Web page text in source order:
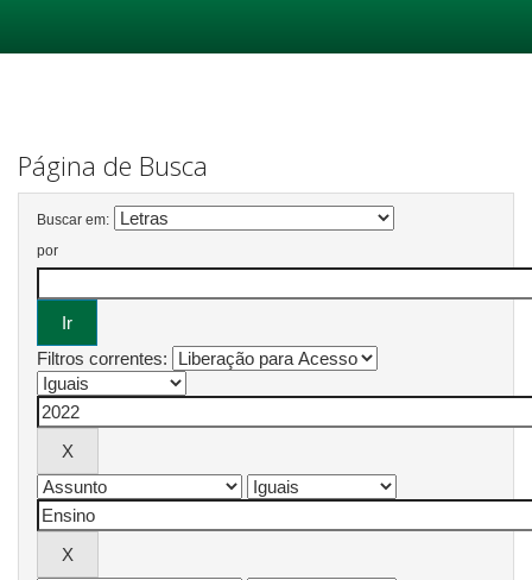
Página de Busca
Buscar em:
por
Filtros correntes: